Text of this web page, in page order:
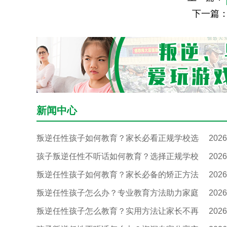
下一篇
新闻中心
叛逆任性孩子如何教育？家长必看正规学校选
孩子叛逆任性不听话如何教育？选择正规学校
叛逆任性孩子如何教育？家长必备的矫正方法
叛逆任性孩子怎么办？专业教育方法助力家庭
叛逆任性孩子怎么教育？实用方法让家长不再